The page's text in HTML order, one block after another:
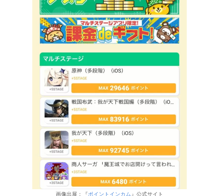
画像出展：『ポイントインカム 』公式サイト